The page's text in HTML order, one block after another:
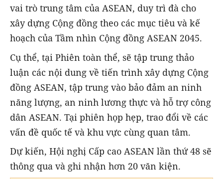
vai trò trung tâm của ASEAN, duy trì đà cho
xây dựng Cộng đồng theo các mục tiêu và kế
hoạch của Tầm nhìn Cộng đồng ASEAN 2045.
Cụ thể, tại Phiên toàn thể, sẽ tập trung thảo
luận các nội dung về tiến trình xây dựng Cộng
đồng ASEAN, tập trung vào bảo đảm an ninh
năng lượng, an ninh lương thực và hỗ trợ công
dân ASEAN. Tại phiên họp hẹp, trao đổi về các
vấn đề quốc tế và khu vực cùng quan tâm.
Dự kiến, Hội nghị Cấp cao ASEAN lần thứ 48 sẽ
thông qua và ghi nhận hơn 20 văn kiện.